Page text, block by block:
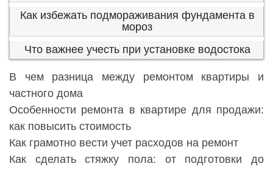
Как избежать подмораживания фундамента в
мороз
Что важнее учесть при установке водостока
В чем разница между ремонтом квартиры и
частного дома
Особенности ремонта в квартире для продажи:
как повысить стоимость
Как грамотно вести учет расходов на ремонт
Как сделать стяжку пола: от подготовки до